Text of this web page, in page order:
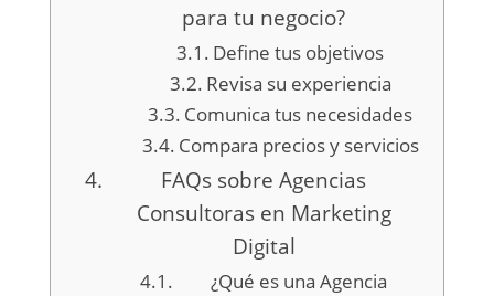
para tu negocio?
Define tus objetivos
Revisa su experiencia
Comunica tus necesidades
Compara precios y servicios
FAQs sobre Agencias
Consultoras en Marketing
Digital
¿Qué es una Agencia